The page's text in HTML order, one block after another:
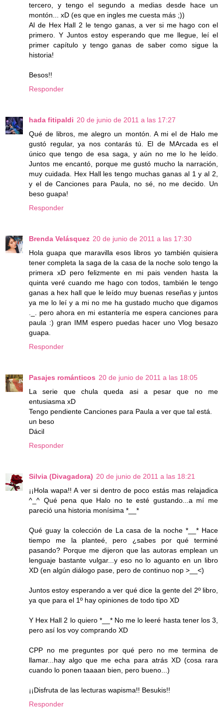
tercero, y tengo el segundo a medias desde hace un
montón... xD (es que en ingles me cuesta más ;))
Al de Hex Hall 2 le tengo ganas, a ver si me hago con el
primero. Y Juntos estoy esperando que me llegue, leí el
primer capítulo y tengo ganas de saber como sigue la
historia!
Besos!!
Responder
hada fitipaldi 20 de junio de 2011 a las 17:27
Qué de libros, me alegro un montón. A mi el de Halo me
gustó regular, ya nos contarás tú. El de MArcada es el
único que tengo de esa saga, y aún no me lo he leído.
Juntos me encantó, porque me gustó mucho la narración,
muy cuidada. Hex Hall les tengo muchas ganas al 1 y al 2,
y el de Canciones para Paula, no sé, no me decido. Un
beso guapa!
Responder
Brenda Velásquez 20 de junio de 2011 a las 17:30
Hola guapa que maravilla esos libros yo también quisiera
tener completa la saga de la casa de la noche solo tengo la
primera xD pero felizmente en mi pais venden hasta la
quinta veré cuando me hago con todos, también le tengo
ganas a hex hall que le leído muy buenas reseñas y juntos
ya me lo leí y a mi no me ha gustado mucho que digamos
._. pero ahora en mi estantería me espera canciones para
paula :) gran IMM espero puedas hacer uno Vlog besazo
guapa.
Responder
Pasajes románticos 20 de junio de 2011 a las 18:05
La serie que chula queda asi a pesar que no me
entusiasma xD
Tengo pendiente Canciones para Paula a ver que tal está.
un beso
Dácil
Responder
Silvia (Divagadora) 20 de junio de 2011 a las 18:21
¡¡Hola wapa!! A ver si dentro de poco estás mas relajadica
^_^ Qué pena que Halo no te esté gustando...a mí me
pareció una historia monísima *__*
Qué guay la colección de La casa de la noche *__* Hace
tiempo me la planteé, pero ¿sabes por qué terminé
pasando? Porque me dijeron que las autoras emplean un
lenguaje bastante vulgar...y eso no lo aguanto en un libro
XD (en algún diálogo pase, pero de continuo nop >__<)
Juntos estoy esperando a ver qué dice la gente del 2º libro,
ya que para el 1º hay opiniones de todo tipo XD
Y Hex Hall 2 lo quiero *__* No me lo leeré hasta tener los 3,
pero así los voy comprando XD
CPP no me preguntes por qué pero no me termina de
llamar...hay algo que me echa para atrás XD (cosa rara
cuando lo ponen taaaan bien, pero bueno...)
¡¡Disfruta de las lecturas wapisma!! Besukis!!
Responder